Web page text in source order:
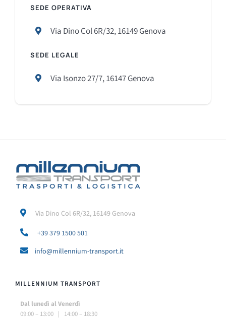
SEDE OPERATIVA
Via Dino Col 6R/32, 16149 Genova
SEDE LEGALE
Via Isonzo 27/7, 16147 Genova
Via Dino Col 6R/32, 16149 Genova
+39 379 1500 501
info@millennium-transport.it
MILLENNIUM TRANSPORT
Dal lunedì al Venerdì
09:00 – 13:00 | 14:00 – 18:30